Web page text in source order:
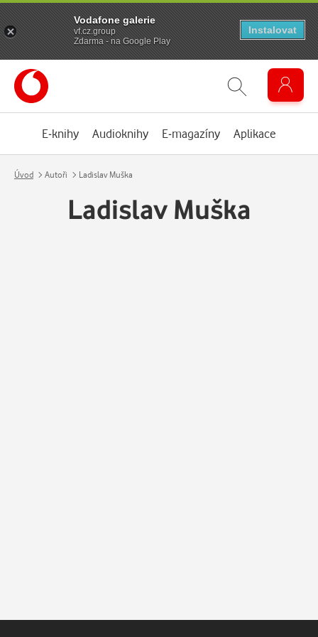
E-knihy Audioknihy E-magazíny Aplikace
Úvod Autoři Ladislav Muška
Ladislav Muška
Vodafone galerie
vf.cz.group
Zdarma - na Google Play
Instalovat